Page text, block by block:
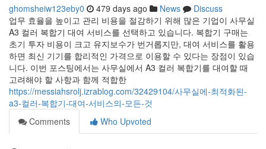
ghomsheiw123eby0 479 days ago News
Discuss
업무 효율을 높이고 관리 비용을 절감하기 위해 많은 기업이 사무실
A3 컬러 복합기 대여 서비스를 선택하고 있습니다. 복합기 구매는
초기 투자 비용이 크고 유지보수가 번거롭지만, 대여 서비스를 활용
하면 최신 기기를 합리적인 가격으로 이용할 수 있다는 장점이 있습
니다. 이번 포스팅에서는 사무실에서 A3 컬러 복합기를 대여할 때
고려해야 할 사항과 함께 적합한
https://messiahsrolj.izrablog.com/32429104/사무실에-최적화된-
a3-컬러-복합기-대여-서비스의-모든-것
Comments
Who Upvoted